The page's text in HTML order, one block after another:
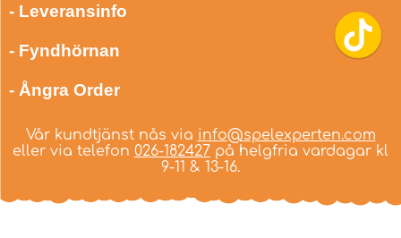
- Leveransinfo
- Fyndhörnan
- Ångra Order
Vår kundtjänst nås via info@spelexperten.com
eller via telefon 026-182427 på helgfria vardagar kl
9-11 & 13-16.